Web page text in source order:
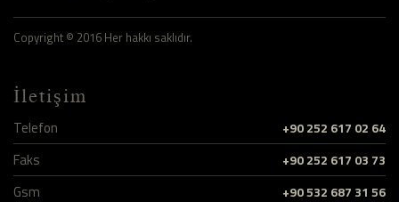
Copyright © 2016 Her hakkı saklıdır.
İletişim
Telefon +90 252 617 02 64
Faks +90 252 617 03 73
Gsm +90 532 687 31 56